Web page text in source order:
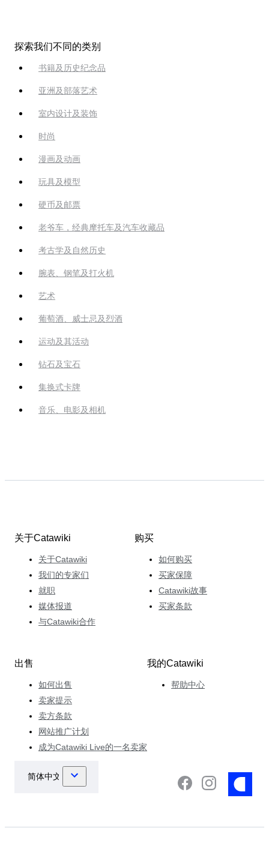
探索我们不同的类别
书籍及历史纪念品
亚洲及部落艺术
室内设计及装饰
时尚
漫画及动画
玩具及模型
硬币及邮票
老爷车，经典摩托车及汽车收藏品
考古学及自然历史
腕表、钢笔及打火机
艺术
葡萄酒、威士忌及烈酒
运动及其活动
钻石及宝石
集换式卡牌
音乐、电影及相机
关于Catawiki
关于Catawiki
我们的专家们
就职
媒体报道
与Catawiki合作
购买
如何购买
买家保障
Catawiki故事
买家条款
出售
如何出售
卖家提示
卖方条款
网站推广计划
成为Catawiki Live的一名卖家
我的Catawiki
帮助中心